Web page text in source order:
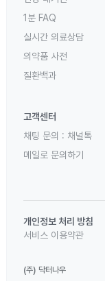
1분 FAQ
실시간 의료상담
의약품 사전
질환백과
고객센터
채팅 문의 : 채널톡
메일로 문의하기
개인정보 처리 방침
서비스 이용약관
(주) 닥터나우